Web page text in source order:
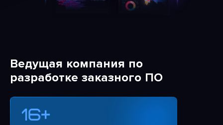
Ведущая компания по
разработке заказного ПО